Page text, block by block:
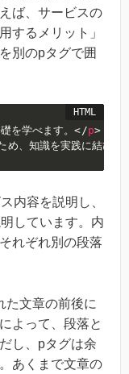
ば、サービスの
するメリット」
別のpタグで囲
を学べます。</p>
め、知識を実践に結びつ
内容を説明し、
しています。内
れぞれ別の段落
た文章の前後に
よって、段落と
し、pタグは余
あくまで文章の